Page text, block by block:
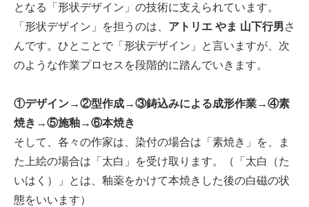
となる「形状デザイン」の技術に支えられています。
「形状デザイン」を担うのは、 アトリエ やま 山下行男さ
んです。ひとことで「形状デザイン」と言いますが、次
のような作業プロセスを段階的に踏んでいきます。
①デザイン→②型作成→③鋳込みによる成形作業→④素
焼き→⑤施釉→⑥本焼き
そして、各々の作家は、染付の場合は「素焼き」を、ま
た上絵の場合は「太白」を受け取ります。（「太白（た
いはく）」とは、釉薬をかけて本焼きした後の白磁の状
態をいいます）